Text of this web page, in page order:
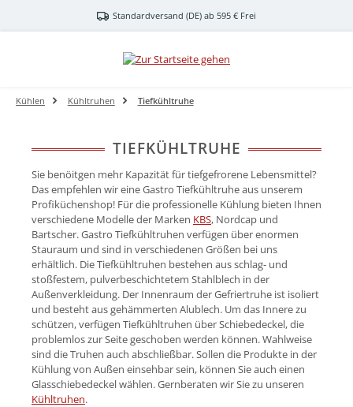
Zum Hauptinhalt springenStandardversand (DE) ab 595 € Frei
Kühlen Kühltruhen Tiefkühltruhe
TIEFKÜHLTRUHE
Sie benöitgen mehr Kapazität für tiefgefrorene Lebensmittel?
Das empfehlen wir eine Gastro Tiefkühltruhe aus unserem
Profiküchenshop! Für die professionelle Kühlung bieten Ihnen
verschiedene Modelle der Marken KBS, Nordcap und
Bartscher. Gastro Tiefkühltruhen verfügen über enormen
Stauraum und sind in verschiedenen Größen bei uns
erhältlich. Die Tiefkühltruhen bestehen aus schlag- und
stoßfestem, pulverbeschichtetem Stahlblech in der
Außenverkleidung. Der Innenraum der Gefriertruhe ist isoliert
und besteht aus gehämmerten Alublech. Um das Innere zu
schützen, verfügen Tiefkühltruhen über Schiebedeckel, die
problemlos zur Seite geschoben werden können. Wahlweise
sind die Truhen auch abschließbar. Sollen die Produkte in der
Kühlung von Außen einsehbar sein, können Sie auch einen
Glasschiebedeckel wählen. Gernberaten wir Sie zu unseren
Kühltruhen.